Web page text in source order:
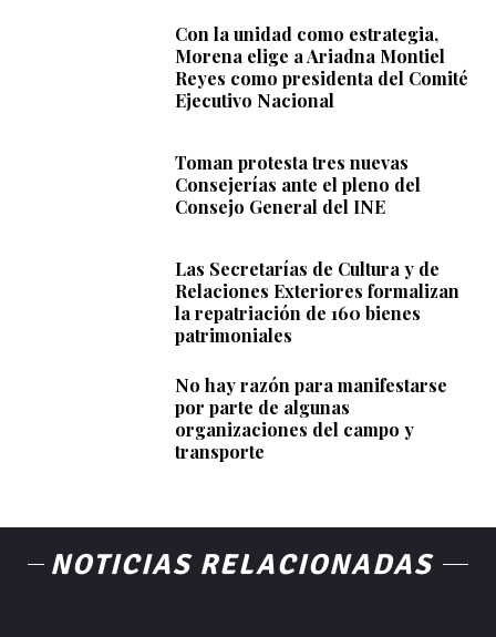
Con la unidad como estrategia,
Morena elige a Ariadna Montiel
Reyes como presidenta del Comité
Ejecutivo Nacional
Toman protesta tres nuevas
Consejerías ante el pleno del
Consejo General del INE
Las Secretarías de Cultura y de
Relaciones Exteriores formalizan
la repatriación de 160 bienes
patrimoniales
No hay razón para manifestarse
por parte de algunas
organizaciones del campo y
transporte
NOTICIAS RELACIONADAS